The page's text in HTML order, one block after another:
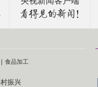
食品加工
振兴